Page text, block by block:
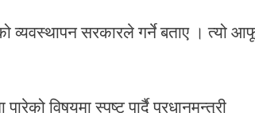
व्यवस्थापन सरकारले गर्ने बताए । त्यो
विषयमा स्पष्ट पार्दै प्रधानमन्त्री